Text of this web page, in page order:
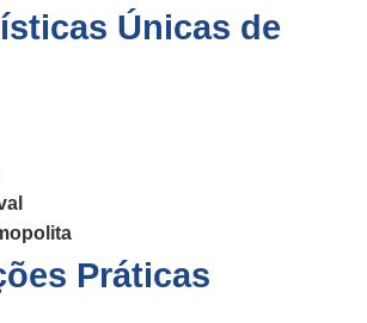
Únicas de
Práticas